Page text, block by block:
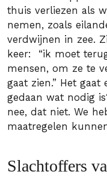
thuis verliezen als
nemen, zoals
verdwijnen in zee.
keer: “ik moet
mensen, om ze te
gaat zien.” Het
gedaan wat nodig
nee, dat niet. We
maatregelen
Slachtoffers